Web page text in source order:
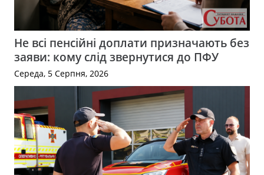
Не всі пенсійні доплати призначають без
заяви: кому слід звернутися до ПФУ
Середа, 5 Серпня, 2026